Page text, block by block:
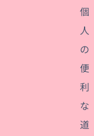
個
人
の
便
利
な
道